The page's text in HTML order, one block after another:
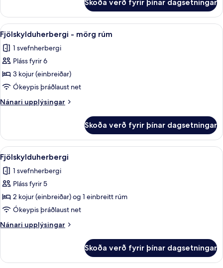
bústaður
Skoða verð fyrir þínar dagsetningar
Skoða
allar
myndir
fyrir
Fjölskylduherbergi
-
mörg
rúm
Myrkratjöld/-gardínur, ókeypis
12
Fjölskylduherbergi - mörg rúm
1 svefnherbergi
Pláss fyrir 6
3 kojur (einbreiðar)
Ókeypis þráðlaust net
Nánari upplýsingar
Nánari
-
mörg
rúm
Skoða verð fyrir þínar dagsetningar
Skoða
allar
myndir
fyrir
Fjölskylduherbergi
Myrkratjöld/-gardínur, ókeypis
11
Fjölskylduherbergi
1 svefnherbergi
Pláss fyrir 5
2 kojur (einbreiðar) og 1 einbreitt rúm
Ókeypis þráðlaust net
Nánari upplýsingar
Nánari
Skoða verð fyrir þínar dagsetningar